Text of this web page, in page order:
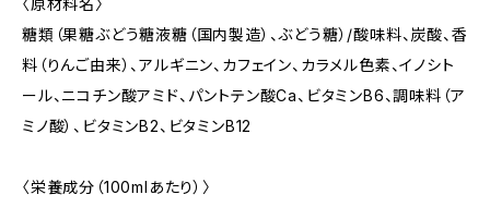
〈原材料名〉
糖類（果糖ぶどう糖液糖（国内製造）、ぶどう糖）/酸味料、炭酸、香
料（りんご由来）、アルギニン、カフェイン、カラメル色素、イノシト
ール、ニコチン酸アミド、パントテン酸Ca、ビタミンB6、調味料（ア
ミノ酸）、ビタミンB2、ビタミンB12
〈栄養成分（100mlあたり）〉